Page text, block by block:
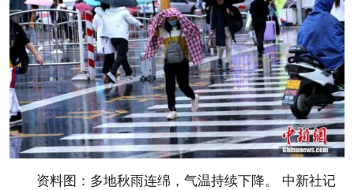
资料图：多地秋雨连绵，气温持续下降。 中新社记